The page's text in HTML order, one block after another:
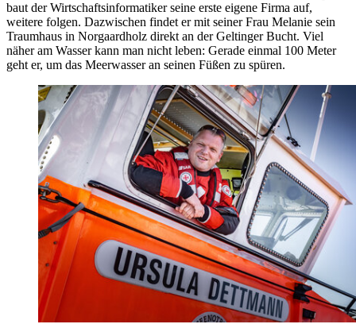
baut der Wirtschaftsinformatiker seine erste eigene Firma auf,
weitere folgen. Dazwischen findet er mit seiner Frau Melanie sein
Traumhaus in Norgaardholz direkt an der Geltinger Bucht. Viel
näher am Wasser kann man nicht leben: Gerade einmal 100 Meter
geht er, um das Meerwasser an seinen Füßen zu spüren.